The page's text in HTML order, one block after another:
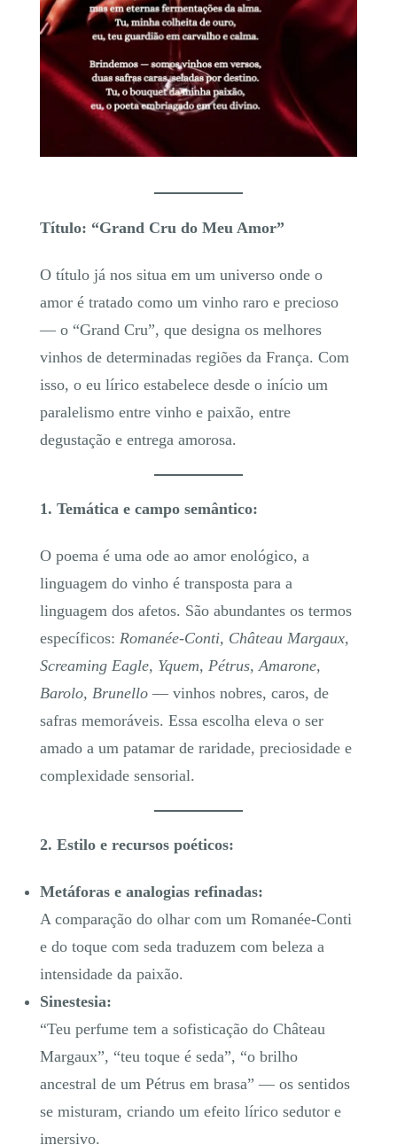
Título: “Grand Cru do Meu Amor”
O título já nos situa em um universo onde o
amor é tratado como um vinho raro e precioso
— o “Grand Cru”, que designa os melhores
vinhos de determinadas regiões da França. Com
isso, o eu lírico estabelece desde o início um
paralelismo entre vinho e paixão, entre
degustação e entrega amorosa.
1. Temática e campo semântico:
O poema é uma ode ao amor enológico, a
linguagem do vinho é transposta para a
linguagem dos afetos. São abundantes os termos
específicos: Romanée-Conti, Château Margaux,
Screaming Eagle, Yquem, Pétrus, Amarone,
Barolo, Brunello— vinhos nobres, caros, de
safras memoráveis. Essa escolha eleva o ser
amado a um patamar de raridade, preciosidade e
complexidade sensorial.
2. Estilo e recursos poéticos:
Metáforas e analogias refinadas:
A comparação do olhar com um Romanée-Conti
e do toque com seda traduzem com beleza a
intensidade da paixão.
Sinestesia:
“Teu perfume tem a sofisticação do Château
Margaux”, “teu toque é seda”, “o brilho
ancestral de um Pétrus em brasa” — os sentidos
se misturam, criando um efeito lírico sedutor e
imersivo.